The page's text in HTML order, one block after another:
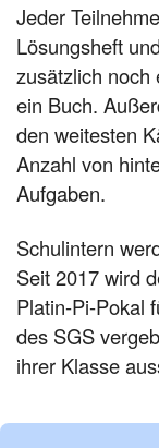
Jeder
Lösungsheft
zusätzlich noch
ein Buch.
den weitesten
Anzahl von
Aufgaben.
Schulintern
Seit 2017 wird
Platin-Pi-Pokal
des SGS
ihrer Klasse